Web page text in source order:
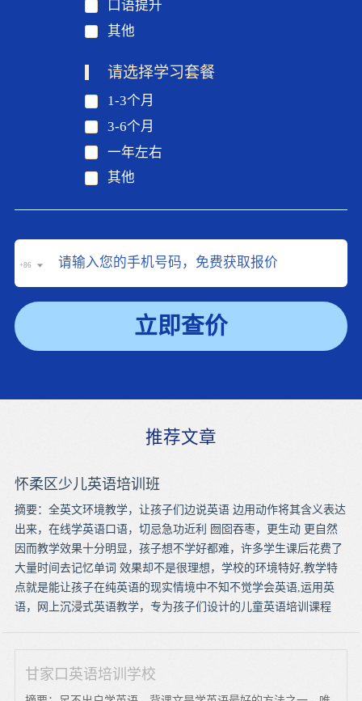
口语提升
其他
请选择学习套餐
1-3个月
3-6个月
一年左右
其他
+86
立即查价
推荐文章
怀柔区少儿英语培训班
摘要：全英文环境教学，让孩子们边说英语 边用动作将其含义表达
出来，在线学英语口语，切忌急功近利 囫囵吞枣，更生动 更自然
因而教学效果十分明显，孩子想不学好都难，许多学生课后花费了
大量时间去记忆单词 效果却不是很理想，学校的环境特好,教学特
点就是能让孩子在纯英语的现实情境中不知不觉学会英语,运用英
语，网上沉浸式英语教学，专为孩子们设计的儿童英语培训课程
甘家口英语培训学校